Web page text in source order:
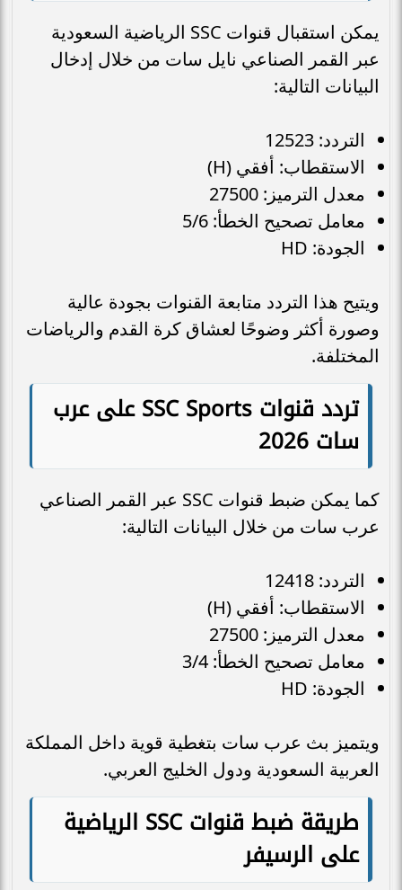
يمكن استقبال قنوات SSC الرياضية السعودية
عبر القمر الصناعي نايل سات من خلال إدخال
البيانات التالية:
التردد: 12523
الاستقطاب: أفقي (H)
معدل الترميز: 27500
معامل تصحيح الخطأ: 5/6
الجودة: HD
ويتيح هذا التردد متابعة القنوات بجودة عالية
وصورة أكثر وضوحًا لعشاق كرة القدم والرياضات
المختلفة.
تردد قنوات SSC Sports على عرب
سات 2026
كما يمكن ضبط قنوات SSC عبر القمر الصناعي
عرب سات من خلال البيانات التالية:
التردد: 12418
الاستقطاب: أفقي (H)
معدل الترميز: 27500
معامل تصحيح الخطأ: 3/4
الجودة: HD
ويتميز بث عرب سات بتغطية قوية داخل المملكة
العربية السعودية ودول الخليج العربي.
طريقة ضبط قنوات SSC الرياضية
على الرسيفر